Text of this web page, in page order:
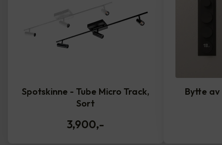
Spotskinne - Tube Micro Track,
Sort
3,900,-
Bytte